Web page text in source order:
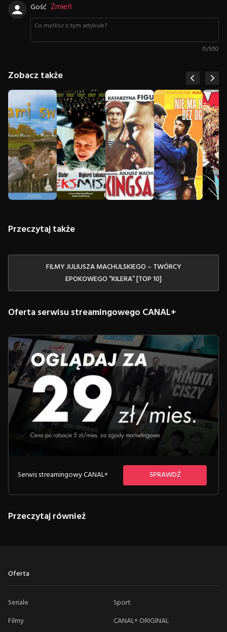
Gość Zmień
0/500
Zobacz także
Przeczytaj także
FILMY JULIUSZA MACHULSKIEGO – TWÓRCY
EPOKOWEGO “KILERA” [TOP 10]
Oferta serwisu streamingowego CANAL+
Serwis streamingowy CANAL+ SPRAWDŹ
Przeczytaj również
Oferta
Seriale
Sport
Filmy
CANAL+ ORIGINAL